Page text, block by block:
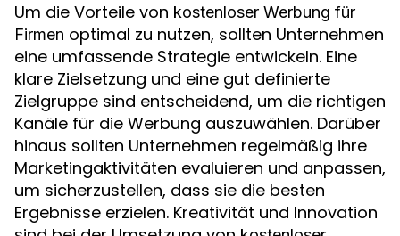
Um die Vorteile von kostenloser Werbung für
Firmen optimal zu nutzen, sollten Unternehmen
eine umfassende Strategie entwickeln. Eine
klare Zielsetzung und eine gut definierte
Zielgruppe sind entscheidend, um die richtigen
Kanäle für die Werbung auszuwählen. Darüber
hinaus sollten Unternehmen regelmäßig ihre
Marketingaktivitäten evaluieren und anpassen,
um sicherzustellen, dass sie die besten
Ergebnisse erzielen. Kreativität und Innovation